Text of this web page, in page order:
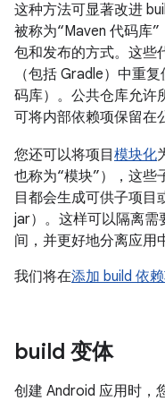
这种方法可显著改进
被称为“Maven 代码库
包和发布的方式。这些
（包括 Gradle）中重
码库）。公共仓库允许
可将内部依赖项保留在
您还可以将项目 模块化
也称为“模块”），这些
目都会生成可供子项目
jar）。这样可以隔离需
间，并更好地分离应用
我们将在添加 build 依
build 变体
创建 Android 应用时，